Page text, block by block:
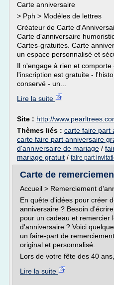
Carte anniversaire
> Pph > Modéles de lettres
Créateur de Carte
Carte d'anniversaire
Cartes-gratuites. Carte
un espace personnalisé et
Il n'engage à rien et
l'inscription est gratuite -
conservé - un...
Lire la suite
Site : http://
Thèmes liés : carte faire part
carte faire part anniversaire
d'anniversaire de mariage /
mariage gratuit / faire part
Carte de
Accueil > Remerciement
En quête d'idées pour créer
anniversaire ? Besoin
pour un cadeau et remercier
d'anniversaire ? Voici
un faire-part de
original et personnalisé.
Lors de votre fête des 40
Lire la suite